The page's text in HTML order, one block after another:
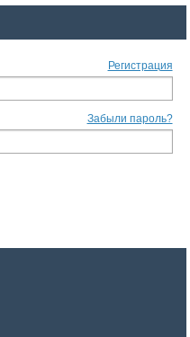
Регистрация
Забыли пароль?